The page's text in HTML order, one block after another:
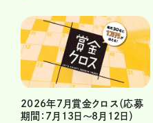
2026年7月賞金クロス（応募
期間：7月13日～8月12日）